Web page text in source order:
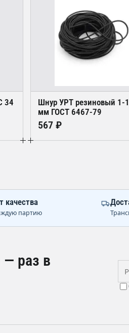
34
Шнур УРТ резиновый 1-
мм ГОСТ 6467-79
567 ₽
качества
партию
— раз в